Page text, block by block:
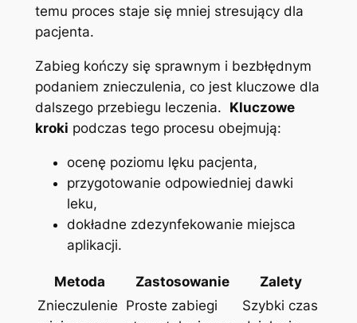
temu proces staje się mniej stresujący dla
pacjenta.
Zabieg kończy się sprawnym i bezbłędnym
podaniem⁢ znieczulenia, co jest kluczowe dla
dalszego przebiegu leczenia. ⁢ Kluczowe
kroki podczas tego procesu obejmują:
ocenę poziomu ‌lęku pacjenta,
przygotowanie odpowiedniej dawki
leku,
dokładne zdezynfekowanie miejsca⁣
aplikacji.
Metoda Zastosowanie
Zalety
Znieczulenie Proste zabiegi⁣
Szybki czas